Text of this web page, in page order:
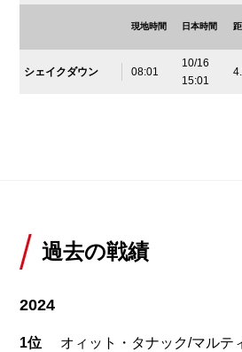
現地時間 日本時間
シェイクダウン 08:01
10/16
15:01
過去の戦績
2024
1位
オィット・タナック/マルテ